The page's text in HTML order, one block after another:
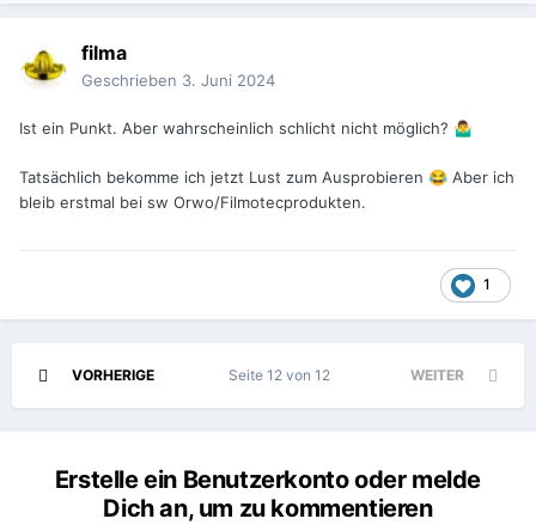
filma
Geschrieben 3. Juni 2024
Ist ein Punkt. Aber wahrscheinlich schlicht nicht möglich? 🤷‍♂️
Tatsächlich bekomme ich jetzt Lust zum Ausprobieren 😂 Aber ich
bleib erstmal bei sw Orwo/Filmotecprodukten.
1
VORHERIGE WEITER
Seite 12 von 12
Erstelle ein Benutzerkonto oder melde
Dich an, um zu kommentieren